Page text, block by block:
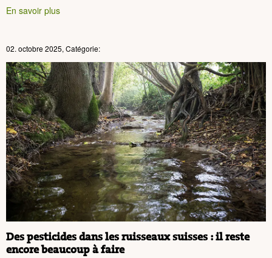
En savoir plus
02. octobre 2025, Catégorie:
Des pesticides dans les ruisseaux suisses : il reste
encore beaucoup à faire